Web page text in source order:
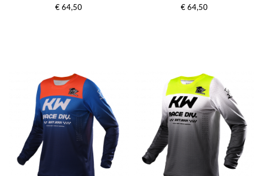
€ 64,50 € 64,50